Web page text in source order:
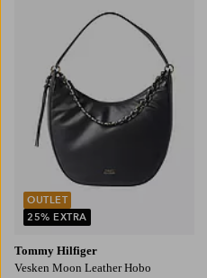
Tommy Hilfiger
Vesken Moon Leather Hobo
OUTLET
25% EXTRA